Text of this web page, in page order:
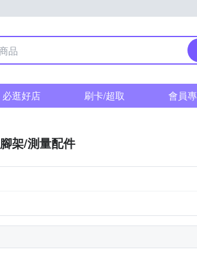
必逛好店 刷卡/超取 會員
腳架/測量配件